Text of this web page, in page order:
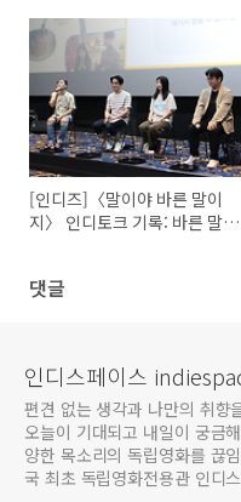
[인디즈]〈말이야 바른 말이
지〉 인디토크 기록: 바른 말이
댓글
인디스페이스
편견 없는 생각과 나만의 취향
오늘이 기대되고 내일이 궁금
양한 목소리의 독립영화를 끊
국 최초 독립영화전용관 인디